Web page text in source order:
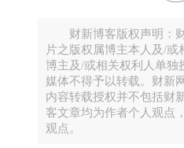
差的大小取决于各地到震
。
正是基于地震快慢波
年，各国科学家与政府机
波报警系统”，并在早就
财新博客版权声明：财
片之版权属博主本人及/或
博主及/或相关权利人单独
媒体不得予以转载。财新
内容转载授权并不包括财
客文章均为作者个人观点
观点。